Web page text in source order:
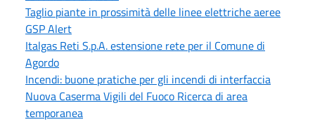
Taglio piante in prossimità delle linee elettriche aeree
GSP Alert
Italgas Reti S.p.A. estensione rete per il Comune di
Agordo
Incendi: buone pratiche per gli incendi di interfaccia
Nuova Caserma Vigili del Fuoco Ricerca di area
temporanea